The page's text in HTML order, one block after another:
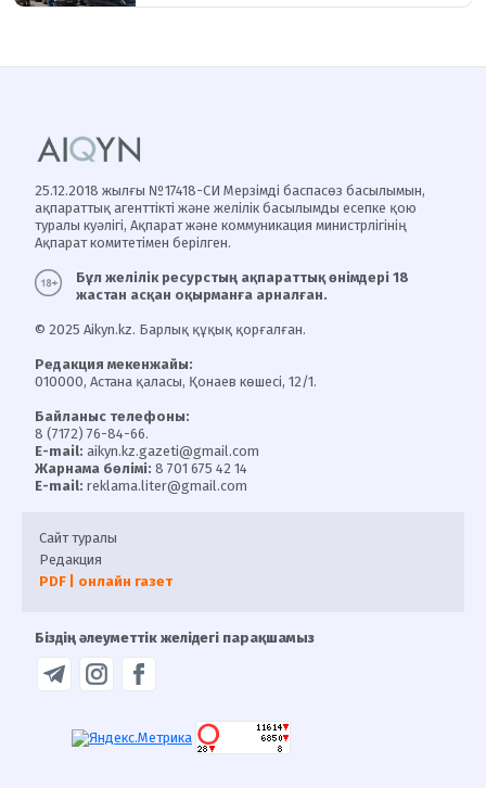
25.12.2018 жылғы №17418-СИ Мерзімді баспасөз басылымын,
ақпараттық агенттікті және желілік басылымды есепке қою
туралы куәлігі, Ақпарат және коммуникация министрлігінің
Ақпарат комитетімен берілген.
Бұл желілік ресурстың ақпараттық өнімдері 18
жастан асқан оқырманға арналған.
© 2025 Aikyn.kz. Барлық құқық қорғалған.
Редакция мекенжайы:
010000, Астана қаласы, Қонаев көшесі, 12/1.
Байланыс телефоны:
8 (7172) 76-84-66.
E-mail: aikyn.kz.gazeti@gmail.com
Жарнама бөлімі: 8 701 675 42 14
E-mail: reklama.liter@gmail.com
Сайт туралы
Редакция
PDF | онлайн газет
Біздің әлеуметтік желідегі парақшамыз